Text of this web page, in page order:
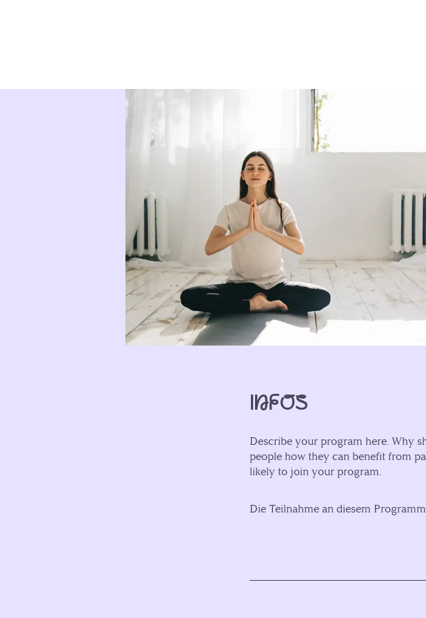
Infos
Describe your program here. Why
people how they can benefit from
likely to join your program.
Die Teilnahme an diesem